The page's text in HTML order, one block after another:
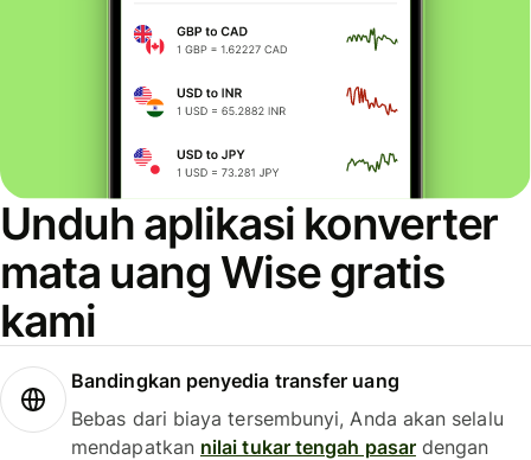
Unduh aplikasi konverter
mata uang Wise gratis
kami
Bandingkan penyedia transfer uang
Bebas dari biaya tersembunyi, Anda akan selalu
mendapatkan nilai tukar tengah pasardengan